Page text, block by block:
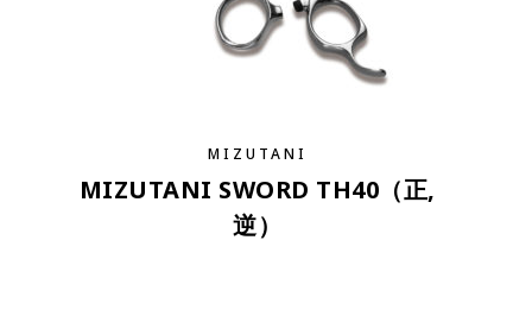
MIZUTANI
MIZUTANI SWORD TH40（正,
逆）